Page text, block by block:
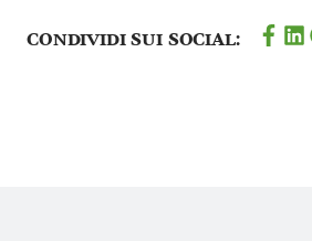
Condividi sui social: